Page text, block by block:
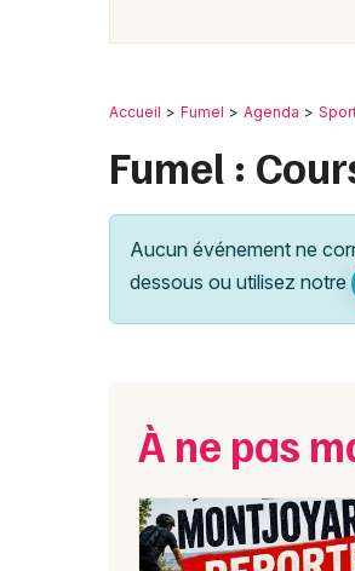
Accueil Fumel Agenda
Fumel :
Aucun événement ne
dessous ou utilisez notre
À ne pas